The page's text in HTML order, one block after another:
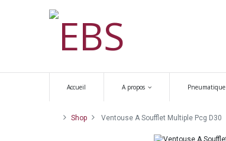
Accueil A propos Pneumatique
Shop Ventouse A Soufflet Multiple Pcg D30